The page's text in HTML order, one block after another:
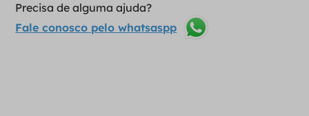
Precisa de alguma ajuda?
Fale conosco pelo whatsaspp